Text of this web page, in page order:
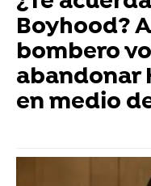
Boyhood?
bombero
abandonar
en medio